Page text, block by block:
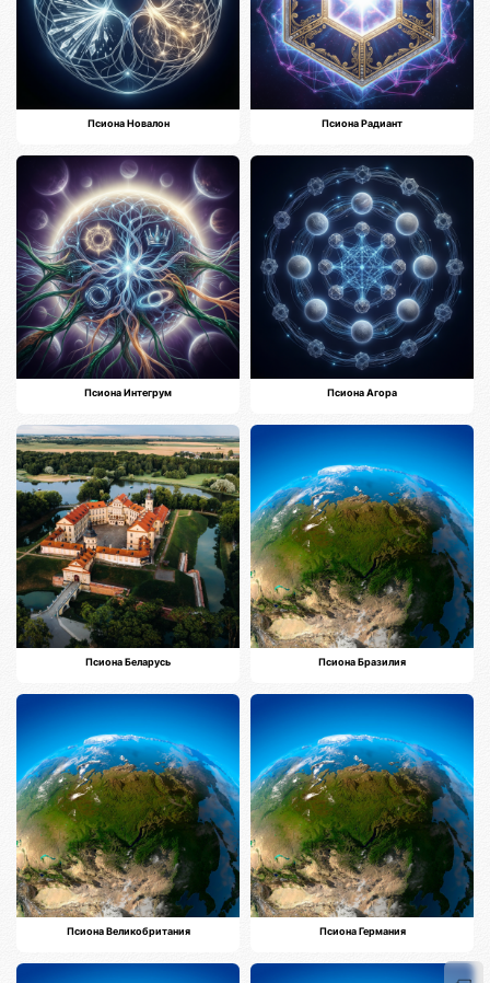
Псиона Новалон Псиона Радиант
Псиона Интегрум Псиона Агора
Псиона Беларусь Псиона Бразилия
Псиона Великобритания Псиона Германия